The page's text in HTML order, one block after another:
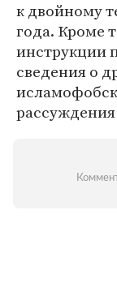
к двойному
года. Кроме
инструкции
сведения о